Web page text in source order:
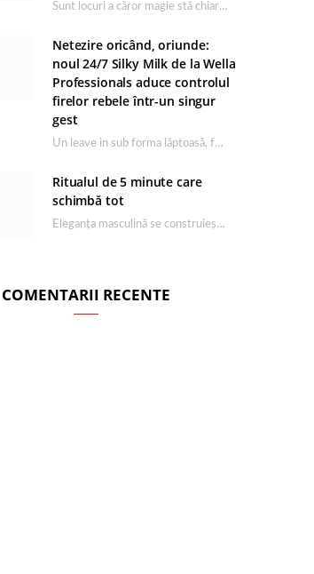
Sunt locuri a căror magie stă chiar în firea lor naturală, iar Lacul Ursu din…
Netezire oricând, oriunde:
noul 24/7 Silky Milk de la Wella
Professionals aduce controlul
firelor rebele într-un singur
gest
Un leave in sub forma lăptoasă, fără clătire care completează rutina Ultimate Smooth și transformă…
Ritualul de 5 minute care
schimbă tot
Eleganța masculină se construiește dimineața, în câteva minute și cu produsele potrivite. O rutină de…
COMENTARII RECENTE